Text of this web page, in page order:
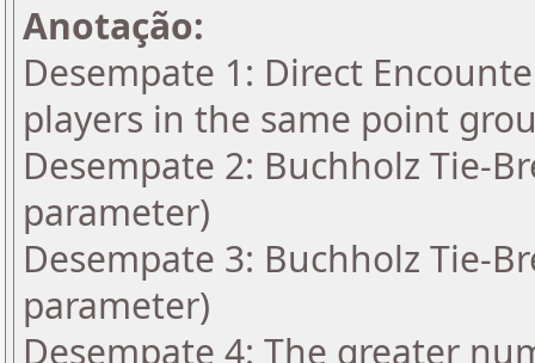
Anotação:
Desempate 1: Direct
players in the same point
Desempate 2: Buchholz Tie-
parameter)
Desempate 3: Buchholz Tie-
parameter)
Desempate 4: The greater